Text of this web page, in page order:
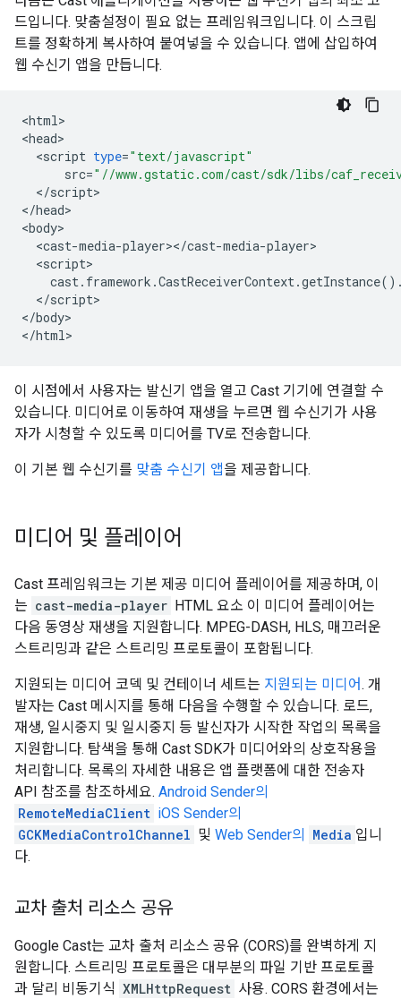
드입니다. 맞춤설정이 필요 없는 프레임워크입니다. 이 스크립
트를 정확하게 복사하여 붙여넣을 수 있습니다. 앱에 삽입하여
웹 수신기 앱을 만듭니다.
<html>
<head
<script type="text/javascript"
src="//www.gstatic.com/cast/sdk/libs/
</script>
</head>
<body
<cast-media-player></cast-media-player
<script
cast. framework .CastReceiverContext.getInstance
</script>
</body>
</html
이 시점에서 사용자는 발신기 앱을 열고 Cast 기기에 연결할 수
있습니다. 미디어로 이동하여 재생을 누르면 웹 수신기가 사용
자가 시청할 수 있도록 미디어를 TV로 전송합니다.
이 기본 웹 수신기를 맞춤 수신기 앱을 제공합니다.
미디어 및 플레이어
Cast 프레임워크는 기본 제공 미디어 플레이어를 제공하며, 이
는 cast-media-player HTML 요소 이 미디어 플레이어는
다음 동영상 재생을 지원합니다. MPEG-DASH, HLS, 매끄러운
스트리밍과 같은 스트리밍 프로토콜이 포함됩니다.
지원되는 미디어 코덱 및 컨테이너 세트는 지원되는 미디어. 개
발자는 Cast 메시지를 통해 다음을 수행할 수 있습니다. 로드,
재생, 일시중지 및 일시중지 등 발신자가 시작한 작업의 목록을
지원합니다. 탐색을 통해 Cast SDK가 미디어와의 상호작용을
처리합니다. 목록의 자세한 내용은 앱 플랫폼에 대한 전송자
API 참조를 참조하세요. Android Sender의
RemoteMediaClient iOS Sender의
GCKMediaControlChannel 및 Web Sender의 Media 입니
다.
교차 출처 리소스 공유
Google Cast는 교차 출처 리소스 공유 (CORS)를 완벽하게 지
원합니다. 스트리밍 프로토콜은 대부분의 파일 기반 프로토콜
과 달리 비동기식 XMLHttpRequest 사용. CORS 환경에서는